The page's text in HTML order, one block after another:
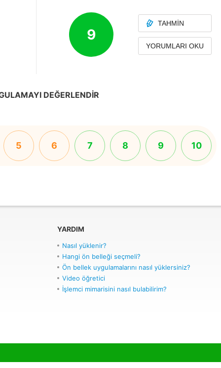
9
TAHMIN
YORUMLARI OKU
DEĞERLENDIR
5 6 7 8 9 10
YARDIM
Nasıl yüklenir?
Hangi ön belleği seçmeli?
Ön bellek uygulamalarını nasıl yüklersiniz?
Video öğretici
İşlemci mimarisini nasıl bulabilirim?